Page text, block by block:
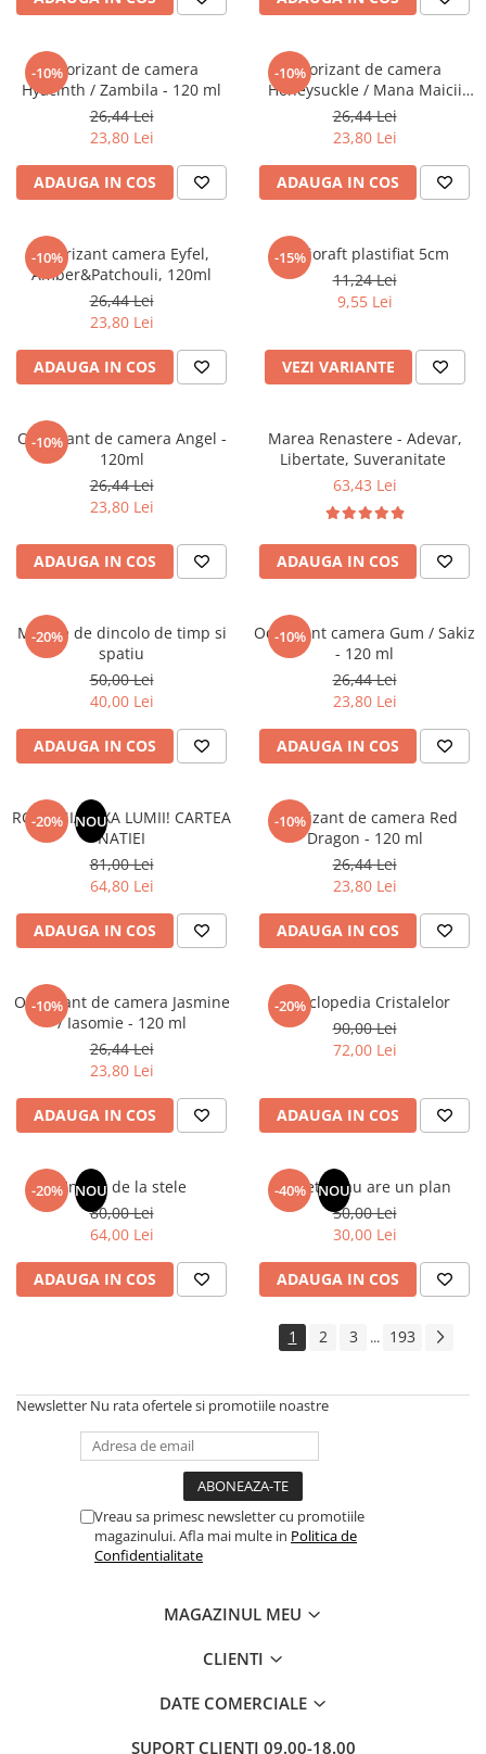
Terapii Alternative
AudioBook
Beletristica
Biografii, Memorii, Jurnale
Carti erotice
Adult
Crime, Thriller, Mistery
Literatura Romana
Poezie
romantice
Senzatii/Dragoste
Senzatii/Erotic
Senzatii/Thriller
Teatru
Teens Book Club
Birotica & Papetarie
Adezivi si benzi adezive
Accesorii Arhivare
Hartie si Accesorii
Instrumente de scris
Organizare si Arhivare
Articole scolare
Arta
Caiete si Carnetele scolare
Ghiozdane si Penare scolare
Instrumente si Truse Geometrie
Seturi scolare
Calculator
Consumabile & Accesorii
Cadouri
Literatura Romana
Literatura Universala
Carte Prescolara, Joc
Carti cartonate
-10%
Odorizant de camera
Hyacinth / Zambila - 120 ml
26,44 Lei
23,80 Lei
ADAUGA IN COS
-10%
Odorizant de camera
Honeysuckle / Mana Maicii
Domnului - 120 ml
26,44 Lei
23,80 Lei
ADAUGA IN COS
-10%
Odorizant camera Eyfel,
Amber&Patchouli, 120ml
26,44 Lei
23,80 Lei
ADAUGA IN COS
-15%
Biblioraft plastifiat 5cm
11,24 Lei
9,55 Lei
VEZI VARIANTE
-10%
Odorizant de camera Angel -
120ml
26,44 Lei
23,80 Lei
ADAUGA IN COS
Marea Renastere - Adevar,
Libertate, Suveranitate
63,43 Lei
ADAUGA IN COS
-20%
Mesaje de dincolo de timp si
spatiu
50,00 Lei
40,00 Lei
ADAUGA IN COS
-10%
Odorizant camera Gum / Sakiz
- 120 ml
26,44 Lei
23,80 Lei
ADAUGA IN COS
-20% NOU
ROMANIA, AXA LUMII! CARTEA
NATIEI
81,00 Lei
64,80 Lei
ADAUGA IN COS
-10%
Odorizant de camera Red
Dragon - 120 ml
26,44 Lei
23,80 Lei
ADAUGA IN COS
-10%
Odorizant de camera Jasmine
/ Iasomie - 120 ml
26,44 Lei
23,80 Lei
ADAUGA IN COS
-20%
Enciclopedia Cristalelor
90,00 Lei
72,00 Lei
ADAUGA IN COS
-20% NOU
Un dar de la stele
80,00 Lei
64,00 Lei
ADAUGA IN COS
-40% NOU
Sufletul tau are un plan
50,00 Lei
30,00 Lei
ADAUGA IN COS
1 2 3 ... 193
Newsletter Nu rata ofertele si promotiile noastre
Vreau sa primesc newsletter cu promotiile
magazinului. Afla mai multe in Politica de
Confidentialitate
MAGAZINUL MEU
CLIENTI
DATE COMERCIALE
SUPORT CLIENTI 09.00-18.00